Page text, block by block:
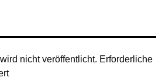
nicht veröffentlicht. Erforderliche